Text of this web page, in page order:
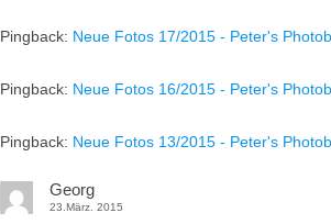
Pingback: Neue Fotos 17/2015 - Peter's
Pingback: Neue Fotos 16/2015 - Peter's
Pingback: Neue Fotos 13/2015 - Peter's
Georg
23.März. 2015